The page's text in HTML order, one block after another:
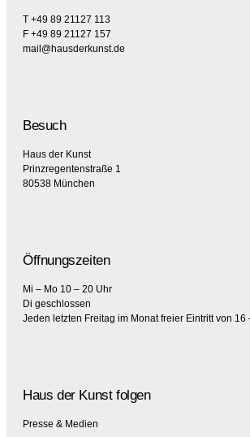
T +49 89 21127 113
F +49 89 21127 157
mail@hausderkunst.de
Besuch
Haus der Kunst
Prinzregentenstraße 1
80538 München
Öffnungszeiten
Mi – Mo 10 – 20 Uhr
Di geschlossen
Jeden letzten Freitag im Monat freier Eintritt von 16
Haus der Kunst folgen
Presse & Medien